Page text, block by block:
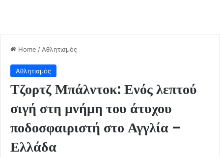
Home / Αθλητισμός
Αθλητισμός
Τζορτζ Μπάλντοκ: Ενός λεπτού
σιγή στη μνήμη του άτυχου
ποδοσφαιριστή στο Αγγλία –
Ελλάδα